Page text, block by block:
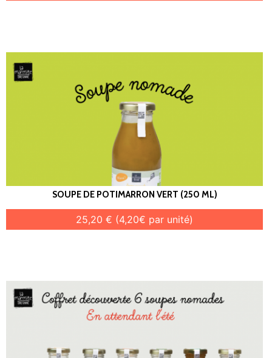
SOUPE DE POTIMARRON VERT (250 ML)
25,20 € (4,20€ par unité)